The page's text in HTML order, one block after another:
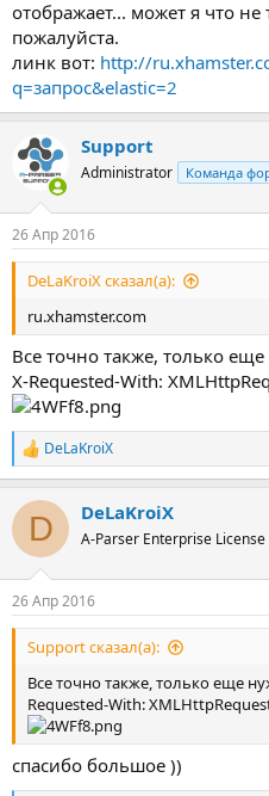
отображает... может я что
пожалуйста.
линк вот: http://
q=запрос&elastic=2
Support
Administrator Команда
26 Апр 2016
DeLaKroiX сказал(а):
ru.xhamster.com
Все точно также, только
X-Requested-With:
Р
е
к
и
DeLaKroiX
D DeLaKroiX
A-Parser Enterprise License
26 Апр 2016
Support сказал(а):
Все точно также, только еще
Requested-With:
спасибо большое ))